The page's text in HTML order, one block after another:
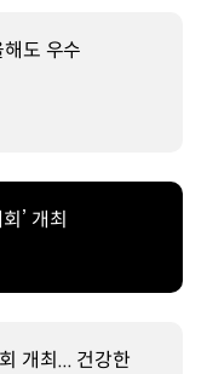
도 우수
’ 개최
개최... 건강한